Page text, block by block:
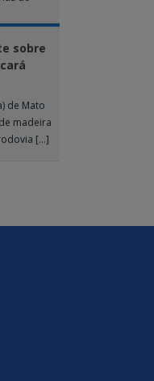
sobre
de Mato
madeira
[…]